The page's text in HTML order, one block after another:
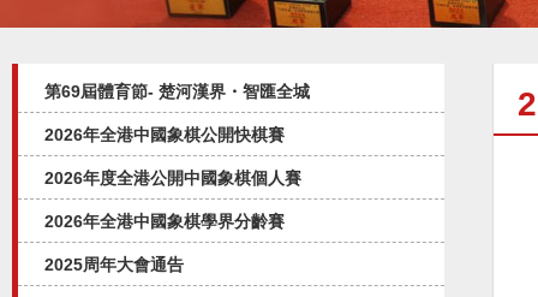
第69屆體育節- 楚河漢界・智匯全城
2026年全港中國象棋公開快棋賽
2026年度全港公開中國象棋個人賽
2026年全港中國象棋學界分齡賽
2025周年大會通告